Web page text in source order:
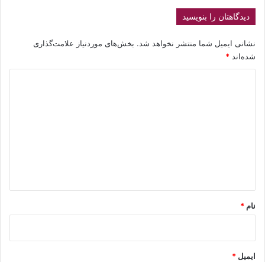
دیدگاهتان را بنویسید
نشانی ایمیل شما منتشر نخواهد شد. بخش‌های موردنیاز علامت‌گذاری
شده‌اند *
نام *
ایمیل *